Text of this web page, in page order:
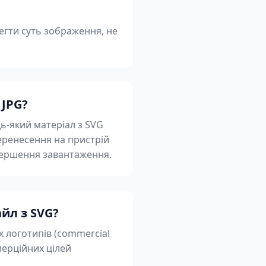
суть зображення, не
матеріал з SVG
на пристрій
завантаження.
з SVG?
логотипів (commercial
цілей